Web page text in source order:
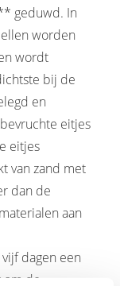
geduwd. In
worden
wordt
bij de
en
eitjes
eitjes
van zand met
dan de
aan
dagen een
om de